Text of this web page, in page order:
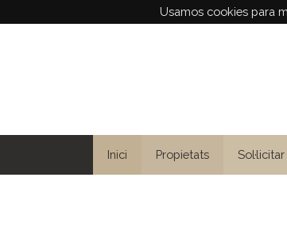
Usamos cookies para
Inici Propietats